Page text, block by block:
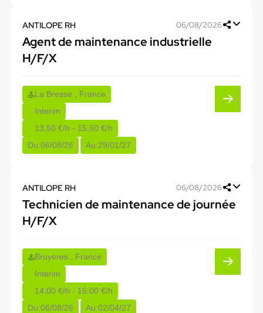
ANTILOPE RH 06/08/2026
Agent de maintenance industrielle
H/F/X
La Bresse , France
Interim
13,50 €/h - 15,50 €/h
Du:06/08/26 Au:29/01/27
ANTILOPE RH 06/08/2026
Technicien de maintenance de journée
H/F/X
Bruyères , France
Interim
14,00 €/h - 16,00 €/h
Du:06/08/26 Au:02/04/27